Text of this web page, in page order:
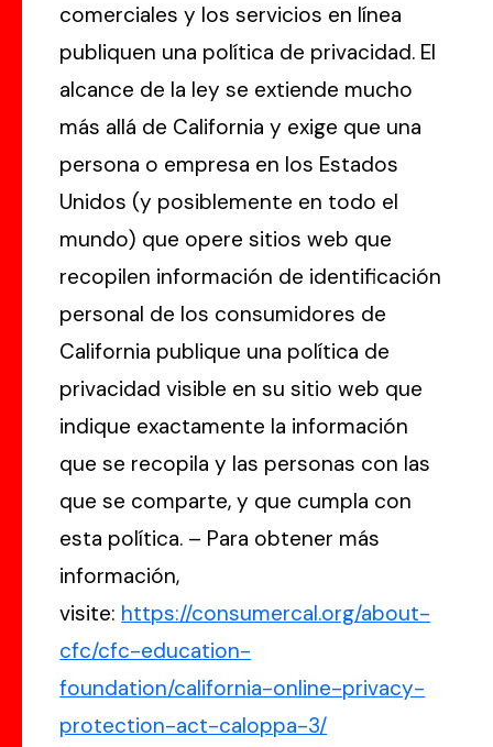
comerciales y los servicios en línea
publiquen una política de privacidad. El
alcance de la ley se extiende mucho
más allá de California y exige que una
persona o empresa en los Estados
Unidos (y posiblemente en todo el
mundo) que opere sitios web que
recopilen información de identificación
personal de los consumidores de
California publique una política de
privacidad visible en su sitio web que
indique exactamente la información
que se recopila y las personas con las
que se comparte, y que cumpla con
esta política. – Para obtener más
información,
visite: https://consumercal.org/about-
cfc/cfc-education-
foundation/california-online-privacy-
protection-act-caloppa-3/